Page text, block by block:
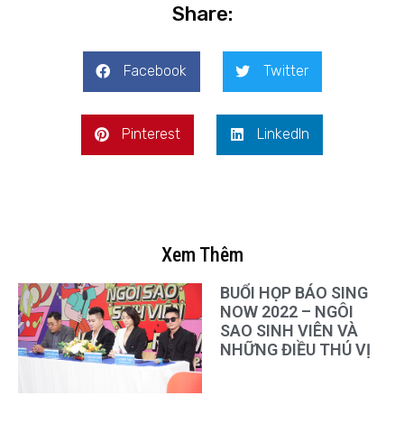
Share:
Facebook Twitter
Pinterest LinkedIn
Xem Thêm
BUỔI HỌP BÁO SING
NOW 2022 – NGÔI
SAO SINH VIÊN VÀ
NHỮNG ĐIỀU THÚ VỊ